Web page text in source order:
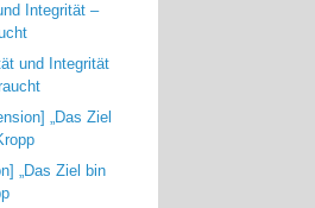
Integrität –
und Integrität
„Das Ziel
„Das Ziel bin